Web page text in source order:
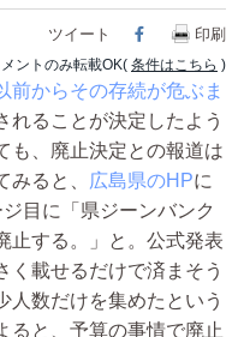
ツイート Facebook
印刷
ントのみ転載OK( 条件はこちら )
前からその存続が危ぶま
れることが決定したよう
も、廃止決定との報道は
ると、
広島県のHPに
目に「県ジーンバンク
止する。」と。公式発表
く載せるだけで済まそう
人数だけを集めたという
ると、予算の事情で廃止